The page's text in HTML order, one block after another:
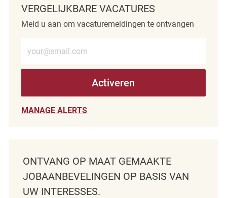
VERGELIJKBARE VACATURES
Meld u aan om vacaturemeldingen te ontvangen
Activeren
MANAGE ALERTS
ONTVANG OP MAAT GEMAAKTE
JOBAANBEVELINGEN OP BASIS VAN
UW INTERESSES.